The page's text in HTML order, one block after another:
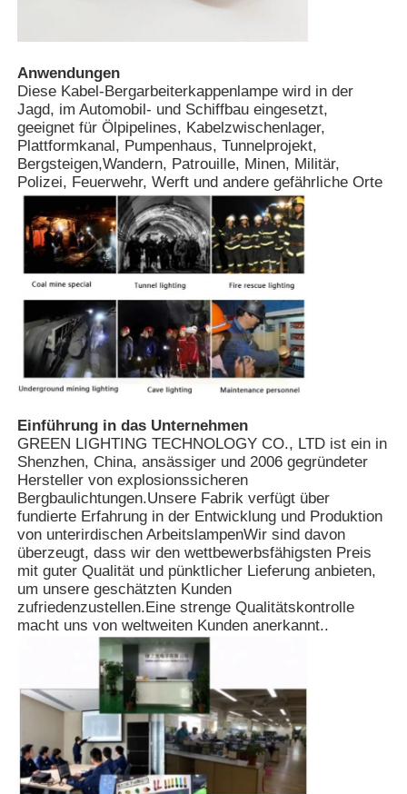
Anwendungen
Diese Kabel-Bergarbeiterkappenlampe wird in der
Jagd, im Automobil- und Schiffbau eingesetzt,
geeignet für Ölpipelines, Kabelzwischenlager,
Plattformkanal, Pumpenhaus, Tunnelprojekt,
Bergsteigen,Wandern, Patrouille, Minen, Militär,
Polizei, Feuerwehr, Werft und andere gefährliche Orte
Einführung in das Unternehmen
GREEN LIGHTING TECHNOLOGY CO., LTD ist ein in
Shenzhen, China, ansässiger und 2006 gegründeter
Hersteller von explosionssicheren
Bergbaulichtungen.Unsere Fabrik verfügt über
fundierte Erfahrung in der Entwicklung und Produktion
von unterirdischen ArbeitslampenWir sind davon
überzeugt, dass wir den wettbewerbsfähigsten Preis
mit guter Qualität und pünktlicher Lieferung anbieten,
um unsere geschätzten Kunden
zufriedenzustellen.Eine strenge Qualitätskontrolle
macht uns von weltweiten Kunden anerkannt..